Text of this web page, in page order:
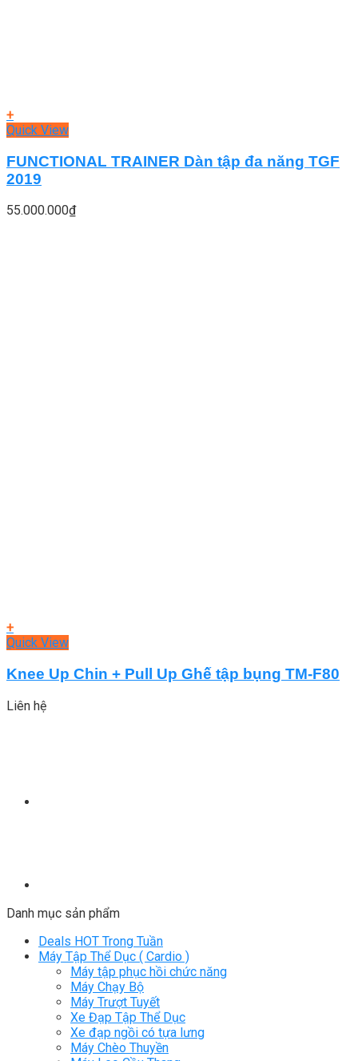
+
Quick View
FUNCTIONAL TRAINER Dàn tập đa năng TGF
2019
55.000.000₫
+
Quick View
Knee Up Chin + Pull Up Ghế tập bụng TM-F80
Liên hệ
Danh mục sản phẩm
Deals HOT Trong Tuần
Máy Tập Thể Dục ( Cardio )
Máy tập phục hồi chức năng
Máy Chạy Bộ
Máy Trượt Tuyết
Xe Đạp Tập Thể Dục
Xe đạp ngồi có tựa lưng
Máy Chèo Thuyền